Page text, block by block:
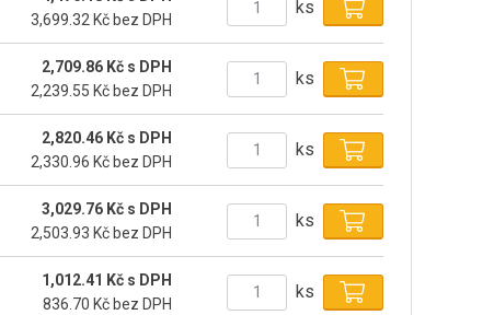
3,699.32 Kč bez DPH
ks
2,709.86 Kč s DPH
2,239.55 Kč bez DPH
ks
2,820.46 Kč s DPH
2,330.96 Kč bez DPH
ks
3,029.76 Kč s DPH
2,503.93 Kč bez DPH
ks
1,012.41 Kč s DPH
836.70 Kč bez DPH
ks